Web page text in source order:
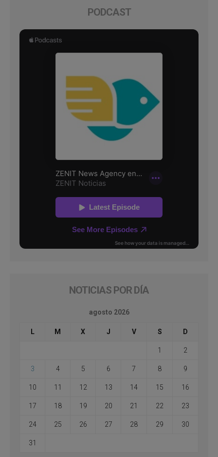
PODCAST
NOTICIAS POR DÍA
agosto 2026
L M X J V S D
1 2
3 4 5 6 7 8 9
10 11 12 13 14 15 16
17 18 19 20 21 22 23
24 25 26 27 28 29 30
31